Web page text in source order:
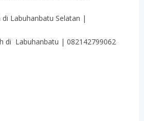
di Labuhanbatu Selatan |
di Labuhanbatu | 082142799062